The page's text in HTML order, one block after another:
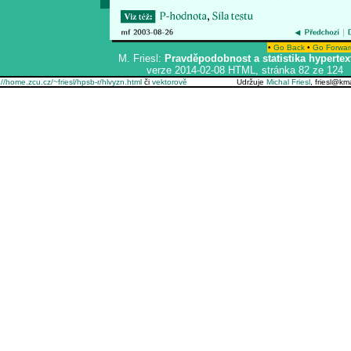
• Go Back • Go
M. Friesl: Pravděpodobnost a statistika
verze 2014-02-08 HTML, stránka 82 ze 124
home.zcu.cz/~friesl/hpsb-r/hlvyzn.html či vektorově Udržuje Michal Friesl ,